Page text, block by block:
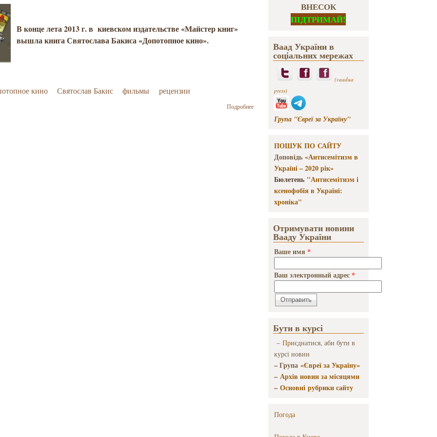
В конце лета 2013 г. в киевском издательстве «Майстер книг»
вышла книга Святослава Бакиса «Допотопное кино».
кино Святослав Бакис фильмы рецензии
Подробнеео
ВНЕСОК
ПІДТРИМАЙ!
Ваад України в
соціальних мережах
(vaadua
press)
Група "Євреї за Україну"
ПОШУК ПО САЙТУ
Доповідь «Антисемітизм в
Україні – 2020 рік»
Бюлетень "Антисемітизм і
ксенофобія в Україні:
хроніка"
Отримувати новини
Вааду України
Ваше имя *
Ваш электронный адрес *
Бути в курсі
– Приєднатися, аби бути в
курсі новин
– Група «Євреї за Україну»
–Архів новин за місяцями
–Основні рубрики сайту
Погода